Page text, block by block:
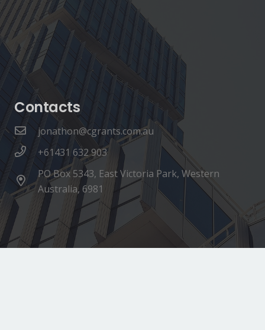
Contacts
jonathon@cgrants.com.au
+61431 632 903
PO Box 5343, East Victoria Park, Western
Australia, 6981